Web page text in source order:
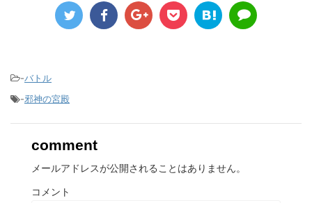
-バトル
-邪神の宮殿
comment
メールアドレスが公開されることはありません。
コメント